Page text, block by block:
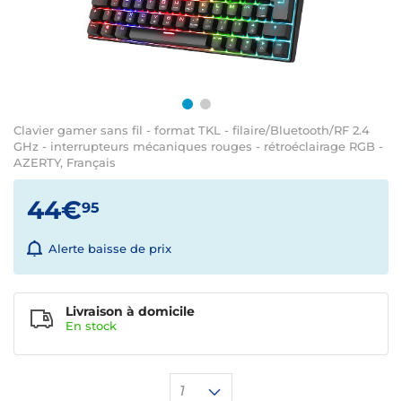
Clavier gamer sans fil - format TKL - filaire/Bluetooth/RF 2.4
GHz - interrupteurs mécaniques rouges - rétroéclairage RGB -
AZERTY, Français
44€95
Alerte baisse de prix
1
Livraison à domicile
En stock